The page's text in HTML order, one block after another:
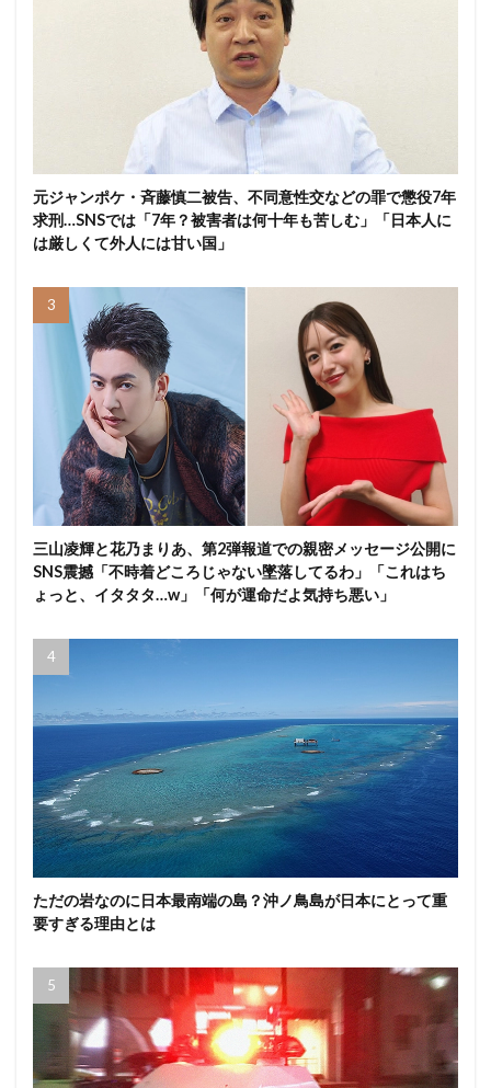
元ジャンポケ・斉藤慎二被告、不同意性交などの罪で懲役7年
求刑…SNSでは「7年？被害者は何十年も苦しむ」「日本人に
は厳しくて外人には甘い国」
三山凌輝と花乃まりあ、第2弾報道での親密メッセージ公開に
SNS震撼「不時着どころじゃない墜落してるわ」「これはち
ょっと、イタタタ…w」「何が運命だよ気持ち悪い」
ただの岩なのに日本最南端の島？沖ノ鳥島が日本にとって重
要すぎる理由とは